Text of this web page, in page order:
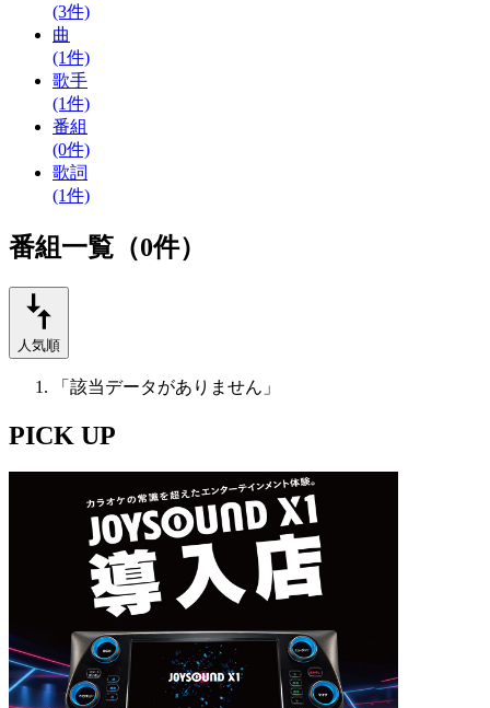
(3件)
曲
(1件)
歌手
(1件)
番組
(0件)
歌詞
(1件)
番組一覧（0件）
人気順
「該当データがありません」
PICK UP